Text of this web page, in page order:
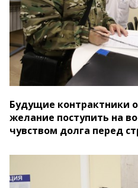
Будущие контрактники
желание поступить на
чувством долга перед